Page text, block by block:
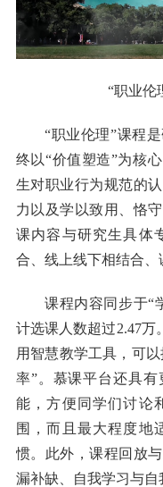
“职业伦
“职业伦理”课程
终以“价值塑造”为核
生对职业行为规范的
力以及学以致用、恪
课内容与研究生具体
合、线上线下相结合、
课程内容同步于“
计选课人数超过2.47万
用智慧教学工具，可
率”。慕课平台还具
能，方便同学们讨论
围，而且最大程度地
惯。此外，课程回放
漏补缺、自我学习与自